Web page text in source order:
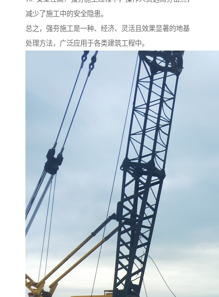
减少了施工中的安全隐患。
总之，强夯施工是一种、经济、灵活且效果显著的地基
处理方法，广泛应用于各类建筑工程中。